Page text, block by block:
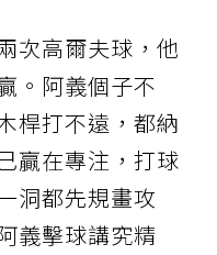
次高爾夫球，他
。阿義個子不
桿打不遠，都納
贏在專注，打球
洞都先規畫攻
義擊球講究精